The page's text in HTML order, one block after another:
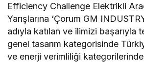
Efficiency Challenge Elektrikli
Yarışlarına ‘Çorum GM
adıyla katılan ve ilimizi başarıyla
genel tasarım kategorisinde
ve enerji verimliliği